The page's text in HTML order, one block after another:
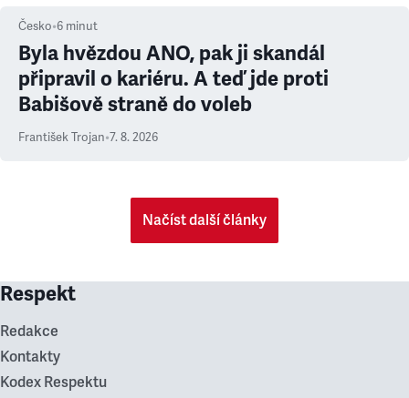
Česko•6 minut
Byla hvězdou ANO, pak ji skandál
připravil o kariéru. A teď jde proti
Babišově straně do voleb
František Trojan•7. 8. 2026
Načíst další články
Respekt
Redakce
Kontakty
Kodex Respektu